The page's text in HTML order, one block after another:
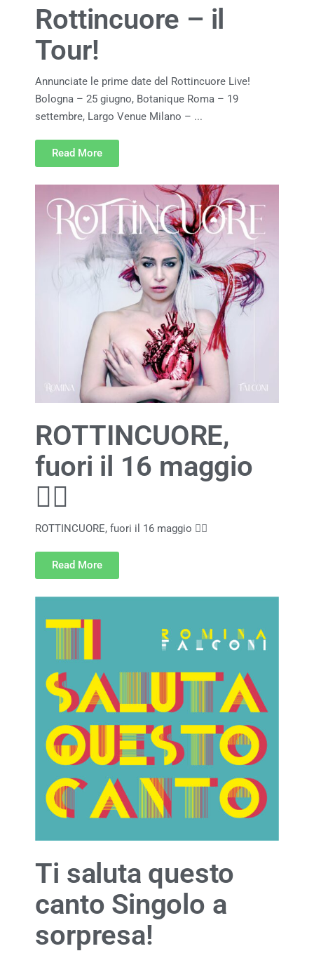
Rottincuore – il
Tour!
Annunciate le prime date del Rottincuore Live!
Bologna – 25 giugno, Botanique Roma – 19
settembre, Largo Venue Milano – ...
Read More
ROTTINCUORE,
fuori il 16 maggio
❤️‍🔥
ROTTINCUORE, fuori il 16 maggio ❤️‍🔥
Read More
Ti saluta questo
canto Singolo a
sorpresa!